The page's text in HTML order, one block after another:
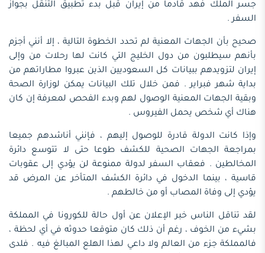
جسر الملك فهد قادما من إيران قبل بدء تطبيق التنقل بجواز
السفر .
صحيح بأن الجهات المعنية لم تحدد الخطوة التالية ، إلا أنني أجزم
بأنهم سيطلبون من دول الخليج التي كانت لها رحلات من وإلى
إيران لتزويدهم ببيانات كل السعوديين الذين عبروا مطاراتهم من
بداية شهر فبراير . فمن خلال تلك البيانات يمكن لوزارة الصحة
وبقية الجهات المعنية الوصول لهم وبدء الفحص لمعرفة إن كان
هناك أي شخص يحمل الفيروس .
وإذا كانت الدولة قادرة للوصول إليهم ، فإنني أناشدهم جميعا
بمراجعة الجهات الصحية للكشف طوعا حتى لا تتوسع دائرة
المخالطين . فعقاب السفر لدولة ممنوعة لن يؤدي إلى عقوبات
قاسية ، بينما الدخول في دائرة الكشف المتأخر عن المرض قد
يؤدي إلى وفاة المصاب أو من خالطهم .
لقد تناقل الناس خبر الإعلان عن أول حالة للكورونا في المملكة
بشيء من الخوف ، رغم أن ذلك كان متوقعا حدوثه في أي لحظة ،
فالمملكة جزء من العالم ولا داعي لهذا الهلع المبالغ فيه . فلدى